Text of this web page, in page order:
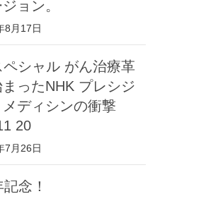
ョン。
8月17日
ペシャル がん治療革
ったNHK プレシジ
メディシンの衝撃
20
7月26日
念！